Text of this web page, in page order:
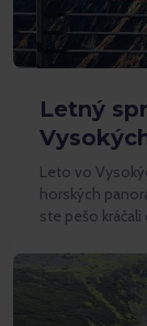
Letný
Leto vo
horských
ste pešo kráčali